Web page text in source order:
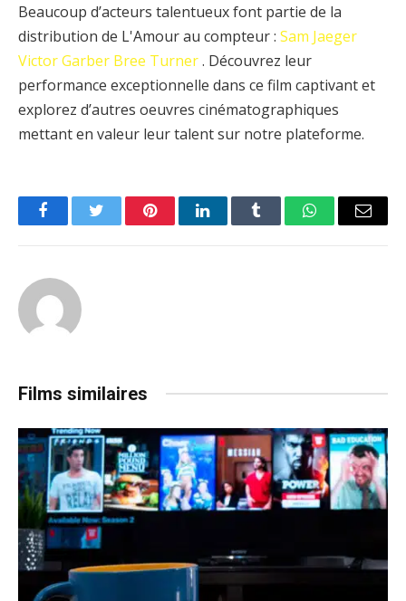
Beaucoup d’acteurs talentueux font partie de la
distribution de L'Amour au compteur : Sam Jaeger
Victor Garber Bree Turner. Découvrez leur
performance exceptionnelle dans ce film captivant et
explorez d’autres oeuvres cinématographiques
mettant en valeur leur talent sur notre plateforme.
FacebookTwitter PinterestLinkedInTumblr WhatsAppEmail
Films similaires